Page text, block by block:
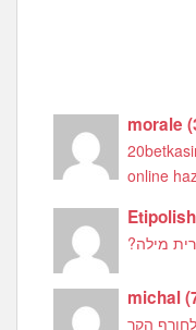
morale(
online
מילה?
michal(
הקר